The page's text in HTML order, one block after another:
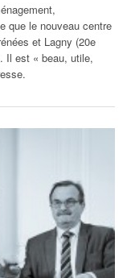
que le nouveau centre
et Lagny (20e
Il est « beau, utile,